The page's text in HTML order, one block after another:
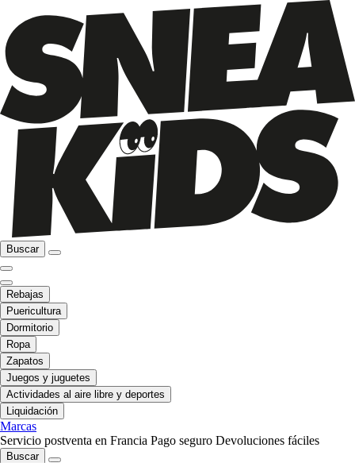
Buscar
Rebajas
Puericultura
Dormitorio
Ropa
Zapatos
Juegos y juguetes
Actividades al aire libre y deportes
Liquidación
Marcas
Servicio postventa en Francia Pago seguro Devoluciones fáciles
Buscar